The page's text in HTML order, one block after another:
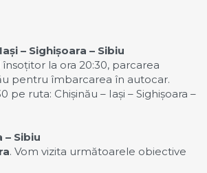
– Sighișoara – Sibiu
la ora 20:30, parcarea
pentru îmbarcarea în autocar.
pe ruta: Chișinău – Iași – Sighișoara –
– Sibiu
. Vom vizita următoarele obiective